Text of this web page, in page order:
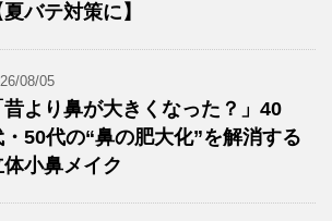
夏バテ対策に】
08/05
昔より鼻が大きくなった？」40
・50代の“鼻の肥大化”を解消する
体小鼻メイク